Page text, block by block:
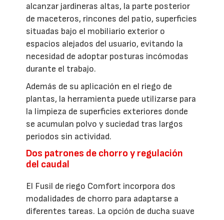
alcanzar jardineras altas, la parte posterior
de maceteros, rincones del patio, superficies
situadas bajo el mobiliario exterior o
espacios alejados del usuario, evitando la
necesidad de adoptar posturas incómodas
durante el trabajo.
Además de su aplicación en el riego de
plantas, la herramienta puede utilizarse para
la limpieza de superficies exteriores donde
se acumulan polvo y suciedad tras largos
periodos sin actividad.
Dos patrones de chorro y regulación
del caudal
El Fusil de riego Comfort incorpora dos
modalidades de chorro para adaptarse a
diferentes tareas. La opción de ducha suave